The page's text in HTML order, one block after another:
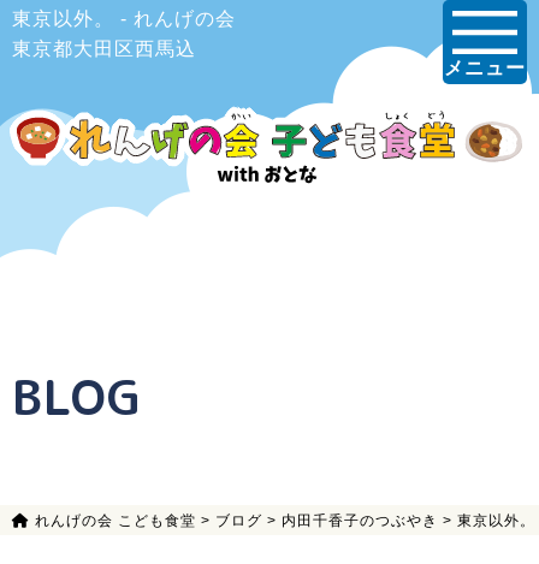
東京以外。 - れんげの会
東京都大田区西馬込
メニュー
BLOG
れんげの会 こども食堂 > ブログ > 内田千香子のつぶやき > 東京以外。